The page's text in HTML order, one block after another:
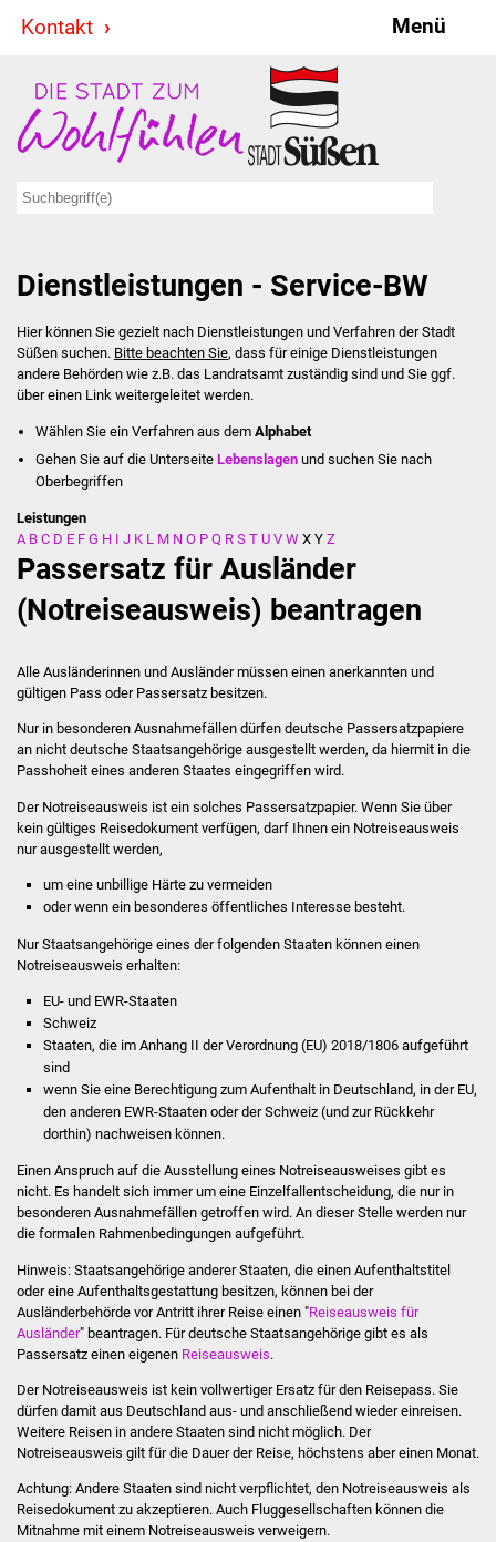
Kontakt Menü
Stadt & Politik
Bürgermeister
Ausschüsse
Ratsinformationssystem
Jugendbeirat
Summerrockfestival
Stadtverwaltung
Ansprechpartner
Stellenangebote
Kontakt
Veröffentlichungen
FNP / Bebauungspläne
Partnerstädte
Projekte
Schulentwicklung Bizet
Sanierung Hallenbad
Sanierung Bizethalle
Presse
Bürger & Service
Was erledige ich wo
Dienstleistungen - Service-BW
Hier können Sie gezielt nach Dienstleistungen und Verfahren der Stadt
Süßen suchen. Bitte beachten Sie, dass für einige Dienstleistungen
andere Behörden wie z.B. das Landratsamt zuständig sind und Sie ggf.
über einen Link weitergeleitet werden.
Wählen Sie ein Verfahren aus dem Alphabet
Gehen Sie auf die UnterseiteLebenslagen und suchen Sie nach
Oberbegriffen
Leistungen
A B C D E F G H I J K L M N O P Q R S T U V W X Y Z
Passersatz für Ausländer
(Notreiseausweis) beantragen
Alle Ausländerinnen und Ausländer müssen einen anerkannten und
gültigen Pass oder Passersatz besitzen.
Nur in besonderen Ausnahmefällen dürfen deutsche Passersatzpapiere
an nicht deutsche Staatsangehörige ausgestellt werden, da hiermit in die
Passhoheit eines anderen Staates eingegriffen wird.
Der Notreiseausweis ist ein solches Passersatzpapier. Wenn Sie über
kein gültiges Reisedokument verfügen, darf Ihnen ein Notreiseausweis
nur ausgestellt werden,
um eine unbillige Härte zu vermeiden
oder wenn ein besonderes öffentliches Interesse besteht.
Nur Staatsangehörige eines der folgenden Staaten können einen
Notreiseausweis erhalten:
EU- und EWR-Staaten
Schweiz
Staaten, die im Anhang II der Verordnung (EU) 2018/1806 aufgeführt
sind
wenn Sie eine Berechtigung zum Aufenthalt in Deutschland, in der EU,
den anderen EWR-Staaten oder der Schweiz (und zur Rückkehr
dorthin) nachweisen können.
Einen Anspruch auf die Ausstellung eines Notreiseausweises gibt es
nicht. Es handelt sich immer um eine Einzelfallentscheidung, die nur in
besonderen Ausnahmefällen getroffen wird. An dieser Stelle werden nur
die formalen Rahmenbedingungen aufgeführt.
Hinweis: Staatsangehörige anderer Staaten, die einen Aufenthaltstitel
oder eine Aufenthaltsgestattung besitzen, können bei der
Ausländerbehörde vor Antritt ihrer Reise einen "Reiseausweis für
Ausländer" beantragen. Für deutsche Staatsangehörige gibt es als
Passersatz einen eigenen Reiseausweis.
Der Notreiseausweis ist kein vollwertiger Ersatz für den Reisepass. Sie
dürfen damit aus Deutschland aus- und anschließend wieder einreisen.
Weitere Reisen in andere Staaten sind nicht möglich. Der
Notreiseausweis gilt für die Dauer der Reise, höchstens aber einen Monat.
Achtung: Andere Staaten sind nicht verpflichtet, den Notreiseausweis als
Reisedokument zu akzeptieren. Auch Fluggesellschaften können die
Mitnahme mit einem Notreiseausweis verweigern.